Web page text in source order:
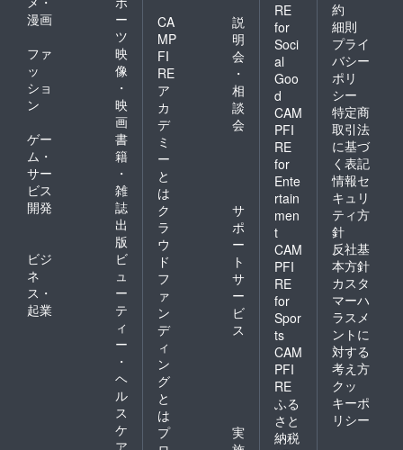
漫画
ー
ツ
ファ
ッ
ショ
ン
映
像
・
映
画
ゲー
ム・
サー
ビス
開発
書
籍
・
雑
誌
出
版
ビジ
ネ
ス・
起業
ビ
ュ
ー
テ
ィ
ー
・
ヘ
ル
ス
ケ
ア
CA
MP
FI
RE
ア
カ
デ
ミ
ー
と
は
説
明
会
・
相
談
会
ク
ラ
ウ
ド
フ
ァ
ン
デ
ィ
ン
グ
と
は
サ
ポ
ー
ト
サ
ー
ビ
ス
プ
実
RE
for
Soci
al
Goo
d
CAM
PFI
RE
for
Ente
rtain
men
t
CAM
PFI
RE
for
Spor
ts
CAM
PFI
RE
ふる
さと
納税
約
細則
プライ
バシー
ポリ
シー
特定商
取引法
に基づ
く表記
情報セ
キュリ
ティ方
針
反社基
本方針
カスタ
マーハ
ラスメ
ントに
対する
考え方
クッ
キーポ
リシー